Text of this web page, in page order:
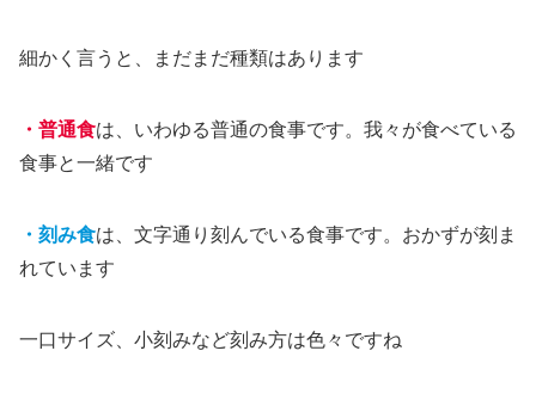
細かく言うと、まだまだ種類はあります
・普通食は、いわゆる普通の食事です。我々が食べている
食事と一緒です
・刻み食は、文字通り刻んでいる食事です。おかずが刻ま
れています
一口サイズ、小刻みなど刻み方は色々ですね